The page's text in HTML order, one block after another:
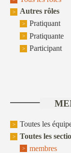
Autres rôles
Pratiquant
Pratiquante
Participant
Toutes les
Toutes les
membres